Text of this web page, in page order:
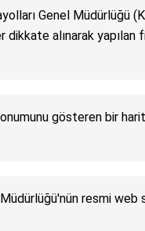
Genel Müdürlüğü
alınarak yapılan
gösteren bir
Müdürlüğü'nün resmi